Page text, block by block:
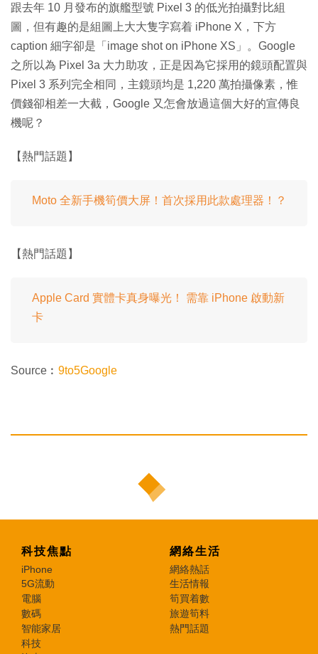
跟去年 10 月發布的旗艦型號 Pixel 3 的低光拍攝對比組
圖，但有趣的是組圖上大大隻字寫着 iPhone X，下方
caption 細字卻是「image shot on iPhone XS」。Google
之所以為 Pixel 3a 大力助攻，正是因為它採用的鏡頭配置與
Pixel 3 系列完全相同，主鏡頭均是 1,220 萬拍攝像素，惟
價錢卻相差一大截，Google 又怎會放過這個大好的宣傳良
機呢？
【熱門話題】
Moto 全新手機筍價大屏！首次採用此款處理器！？
【熱門話題】
Apple Card 實體卡真身曝光！ 需靠 iPhone 啟動新
卡
Source︰ 9to5Google
科技焦點
iPhone
5G流動
電腦
數碼
智能家居
科技
網絡生活
網絡熱話
生活情報
筍買着數
旅遊筍料
熱門話題